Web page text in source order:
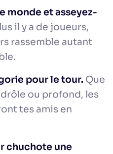
monde et asseyez-
il y a de joueurs,
rassemble autant
pour le tour. Que
ou profond, les
tes amis en
chuchote une